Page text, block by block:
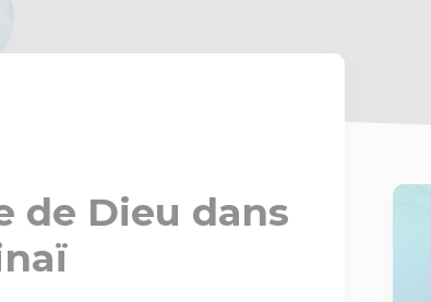
de Dieu dans